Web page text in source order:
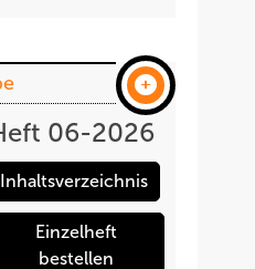
06-2026
Inhaltsverzeichnis
Einzelheft
bestellen